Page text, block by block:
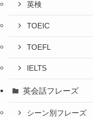
英検
TOEIC
TOEFL
IELTS
英会話フレーズ
シーン別フレーズ